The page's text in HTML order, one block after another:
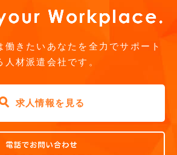
働きたいあなたを全力でサポート
人材派遣会社です。
求人情報を見る